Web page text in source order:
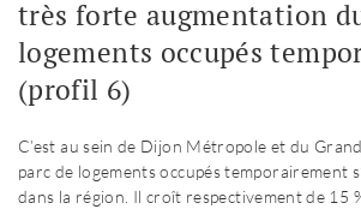
très forte augmentation
logements occupés
(profil 6)
C’est au sein de Dijon Métropole et du
parc de logements occupés temporairement
dans la région. Il croît respectivement de 15